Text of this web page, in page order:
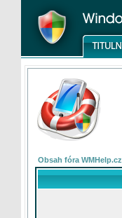
Obsah fóra WMHelp.cz